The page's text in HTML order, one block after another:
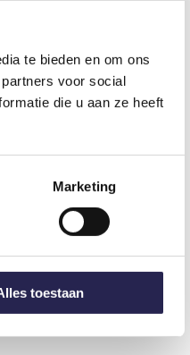
te bieden en om ons
voor social
die u aan ze heeft
Marketing
toestaan